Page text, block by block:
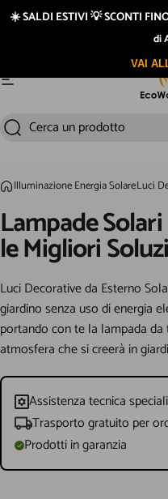
Vai direttamente ai contenuti
Spedizione rapida 24/
Navigazione del sito
CercaCerca un prodotto
HomeIlluminazione Energia SolareLuci
LampadeSolari
leMigliori
Luci Decorative da Esterno
giardino senza uso di energia
portando con te la lampada
atmosfera che si creerà in
Assistenza tecnica
Trasporto gratuito per
Prodotti in garanzia
☀️ SALDI ESTIVI 💡 SCONTI
di
VAI